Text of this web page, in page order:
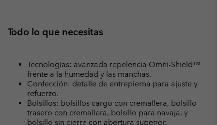
Todo lo que necesitas
Tecnologías: avanzada repelencia Omni-Shield™
frente a la humedad y las manchas.
Confección: detalle de entrepierna para ajuste y
refuerzo.
Bolsillos: bolsillos cargo con cremallera, bolsillo
trasero con cremallera, bolsillo para navaja, y
bolsillo sin cierre con abertura superior.